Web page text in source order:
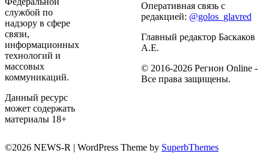
службой по
надзору в сфере
связи,
информационных
технологий и
массовых
коммуникаций.
Данный ресурс
может содержать
материалы 18+
Оперативная связь с
редакцией: @golos_glavred
Главный редактор Баскаков
А.Е.
© 2016-2026 Регион Online -
Все права защищены.
©2026 NEWS-R | WordPress Theme by SuperbThemes